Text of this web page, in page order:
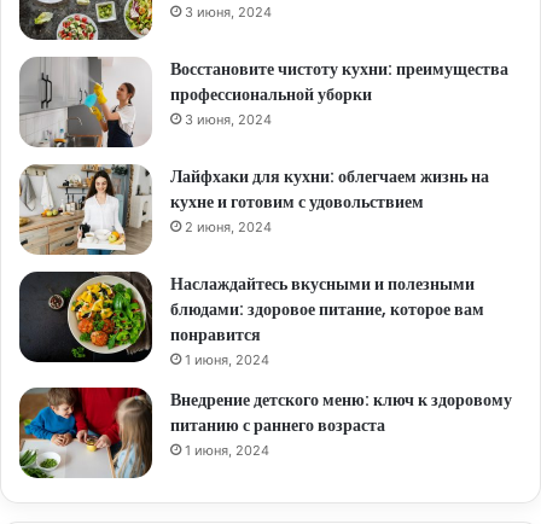
3 июня, 2024
Восстановите чистоту кухни: преимущества
профессиональной уборки
3 июня, 2024
Лайфхаки для кухни: облегчаем жизнь на
кухне и готовим с удовольствием
2 июня, 2024
Наслаждайтесь вкусными и полезными
блюдами: здоровое питание, которое вам
понравится
1 июня, 2024
Внедрение детского меню: ключ к здоровому
питанию с раннего возраста
1 июня, 2024